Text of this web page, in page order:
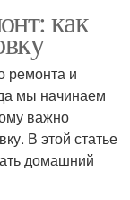
как
ремонта и
мы начинаем
важно
В этой статье
домашний